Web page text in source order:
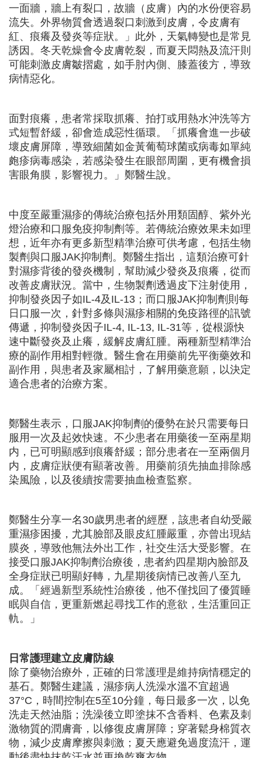
一面牆，牆上有裂口，故牆（皮膚）內的水份便容易
流失。外界物質會透過裂口刺激到皮膚，令皮膚有
紅、痕癢及發炎等症狀。」此外，天氣轉變也是常見
誘因。冬天乾燥會令皮膚乾裂，而夏天悶熱及流汗則
可能刺激皮膚皺摺處，如手肘內側、膝蓋後方，導致
病情惡化。
面對痕癢，患者常採取抓癢、拍打或用熱水沖洗等方
式短暫舒緩，卻會造成惡性循環。「抓癢會進一步破
壞皮膚屏障，導致細菌如金黃葡萄球菌或病毒如單純
皰疹病毒感染，若感染發生在眼部周圍，更有機會損
害眼角膜，影響視力。」鄭醫生說。
中度至嚴重濕疹的傳統治療包括外用類固醇、紫外光
燈治療和口服免疫抑制劑等。若傳統治療效果未如理
想，近年亦有更多新型精準治療可供考慮，包括生物
製劑與口服JAK抑制劑。鄭醫生指出，這類治療可針
對濕疹背後的發炎機制，幫助減少發炎及痕癢，從而
改善皮膚狀況。當中，生物製劑透過皮下注射使用，
抑制發炎因子如IL-4及IL-13；而口服JAK抑制劑則每
日口服一次，針對多條與濕疹相關的免疫路徑的訊號
傳遞，抑制發炎因子IL-4, IL-13, IL-31等，從根源快
速中斷發炎及止癢，緩解皮膚紅腫。兩種新型精準治
療的副作用相對輕微。醫生會在用藥前先平衡藥效和
副作用，與患者及家屬相討，了解用藥意願，以決定
適合患者的治療方案。
鄭醫生表示，口服JAK抑制劑的優勢在於只需要每日
服用一次及起效快速。不少患者在用藥後一至兩星期
内，已可明顯感到痕癢舒緩；部分患者在一至兩個月
内，皮膚症狀便有顯著改善。用藥前須先抽血排除感
染風險，以及後續按需要抽血檢查監察。
鄭醫生分享一名30歲男患者的經歷，該患者自幼受嚴
重濕疹困擾，尤其臉部及眼皮紅腫嚴重，亦曾出現結
膜炎，導致他無法外出工作，社交生活大受影響。在
接受口服JAK抑制劑治療後，患者約四星期內臉部及
全身症狀已明顯好轉，九星期後病情已改善八至九
成。「經過新型系統性治療後，他不僅找回了優質睡
眠與自信，更重新燃起尋找工作的意欲，生活重回正
軌。」
日常護理建立皮膚防線
除了藥物治療外，正確的日常護理是維持病情穩定的
基石。鄭醫生建議，濕疹病人洗澡水溫不宜超過
37°C，時間控制在5至10分鐘，每日最多一次，以免
洗走天然油脂；洗澡後立即塗抹不含香料、色素及刺
激物質的潤膚膏，以修復皮膚屏障；穿著鬆身棉質衣
物，減少皮膚摩擦與刺激；夏天應避免過度流汗，運